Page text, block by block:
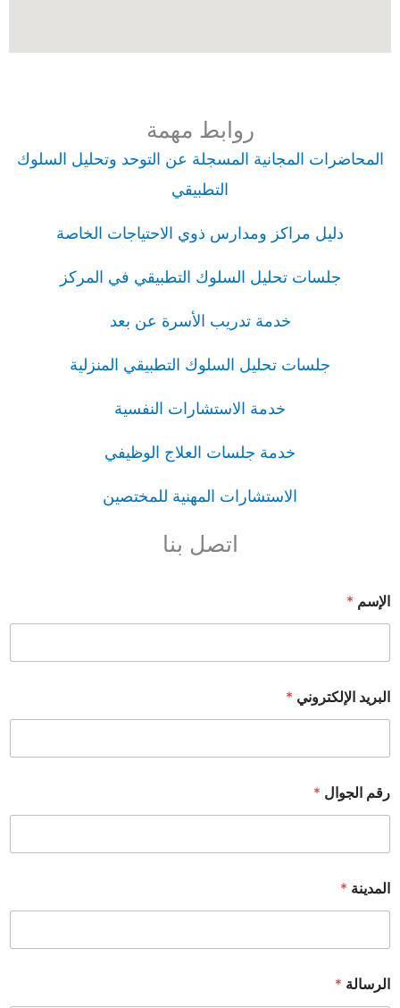
روابط مهمة
المحاضرات المجانية المسجلة عن التوحد وتحليل السلوك
التطبيقي
دليل مراكز ومدارس ذوي الاحتياجات الخاصة
جلسات تحليل السلوك التطبيقي في المركز
خدمة تدريب الأسرة عن بعد
جلسات تحليل السلوك التطبيقي المنزلية
خدمة الاستشارات النفسية
خدمة جلسات العلاج الوظيفي
الاستشارات المهنية للمختصين
اتصل بنا
الإسم *
البريد الإلكتروني *
رقم الجوال *
المدينة *
الرسالة *